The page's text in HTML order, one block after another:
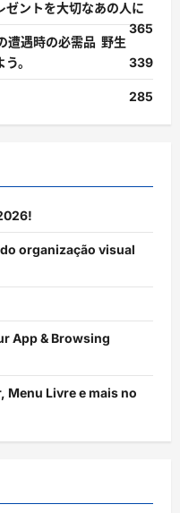
ゼントを大切なあの人に
365
遭遇時の必需品 野生
。
339
285
organização visual
App & Browsing
Menu Livre e mais no